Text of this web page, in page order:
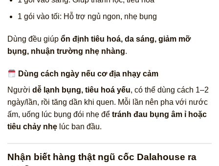
1 gói vào tối: Hỗ trợ ngủ ngon, nhẹ bụng
Dùng đều giúp ổn định tiêu hoá, da sáng, giảm mỡ
bụng, nhuận trường nhẹ nhàng.
Dùng cách ngày nếu cơ địa nhạy cảm
Người dễ lạnh bụng, tiêu hoá yếu, có thể dùng cách 1–2
ngày/lần, rồi tăng dần khi quen. Mỗi lần nên pha với nước
ấm, uống lúc bụng đói nhẹ để tránh đau bụng âm ỉ hoặc
tiêu chảy nhẹ lúc ban đầu.
Nhận biết hàng thật ngũ cốc Dalahouse ra